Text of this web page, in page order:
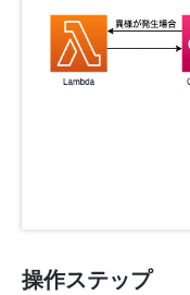
操作ステップ